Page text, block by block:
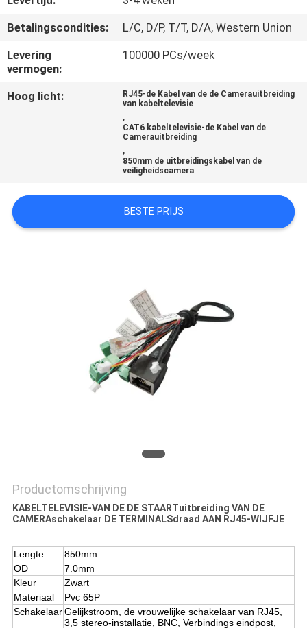
SITEMAP
PRIVACY
Betalingscondities:
L/C, D/P, T/T, D/A, Western Union
Levering
vermogen:
100000 PCs/week
Hoog licht:
RJ45-de Kabel van de de Camerauitbreiding
van kabeltelevisie
,
CAT6 kabeltelevisie-de Kabel van de
Camerauitbreiding
,
850mm de uitbreidingskabel van de
veiligheidscamera
BESTE PRIJS
Productomschrijving
KABELTELEVISIE-VAN DE DE STAARTuitbreiding VAN DE
CAMERAschakelaar DE TERMINALSdraad AAN RJ45-WIJFJE
Lengte
850mm
OD
7.0mm
Kleur
Zwart
Materiaal
Pvc 65P
SchakelaarGelijkstroom, de vrouwelijke schakelaar van RJ45,
3,5 stereo-installatie, BNC, Verbindings eindpost,